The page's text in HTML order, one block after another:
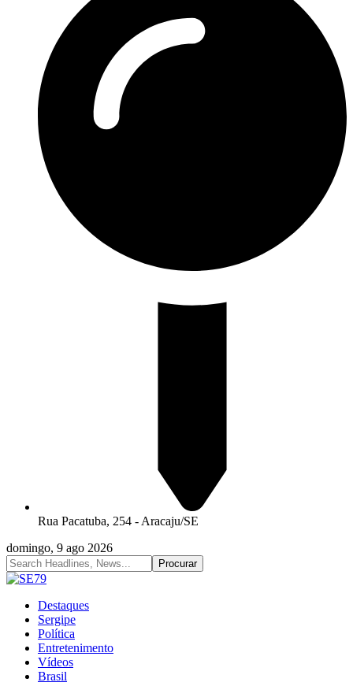
Rua Pacatuba, 254 - Aracaju/SE
domingo, 9 ago 2026
Destaques
Sergipe
Política
Entretenimento
Vídeos
Brasil